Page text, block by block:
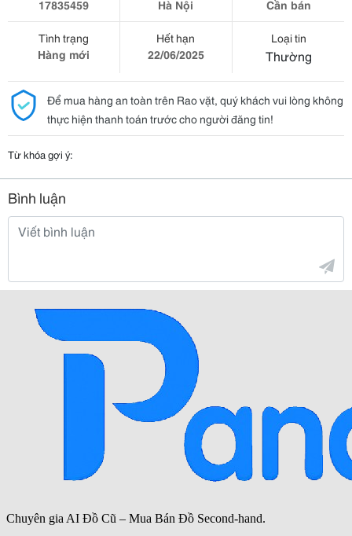
17835459
Hà Nội
Cần bán
Tình trạng
Hàng mới
Hết hạn
22/06/2025
Loại tin
Thường
Để mua hàng an toàn trên Rao vặt, quý khách vui lòng không
thực hiện thanh toán trước cho người đăng tin!
Từ khóa gợi ý:
Bình luận